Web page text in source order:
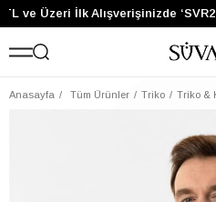
ve Üzeri İlk Alışverişinizde
Anasayfa Tüm Ürünler Triko Triko &